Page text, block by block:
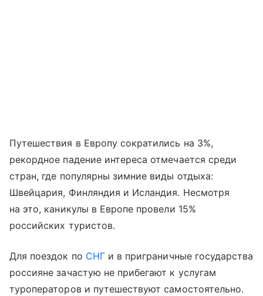
Путешествия в Европу сократились на 3%,
рекордное падение интереса отмечается среди
стран, где популярны зимние виды отдыха:
Швейцария, Финляндия и Исландия. Несмотря
на это, каникулы в Европе провели 15%
российских туристов.
Для поездок по СНГи в приграничные государства
россияне зачастую не прибегают к услугам
туроператоров и путешествуют самостоятельно.